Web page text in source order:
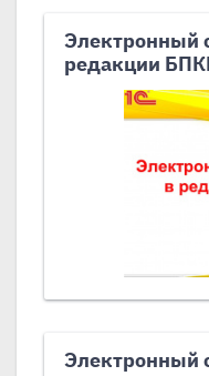
Электронный
редакции
Электронный